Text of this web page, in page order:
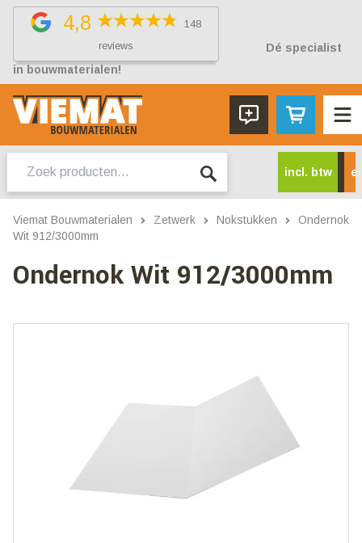
4,8
148
reviews
Dé specialist
in bouwmaterialen!
naar:
incl. btw
Viemat Bouwmaterialen Zetwerk Nokstukken
Ondernok
Wit 912/3000mm
Ondernok Wit 912/3000mm